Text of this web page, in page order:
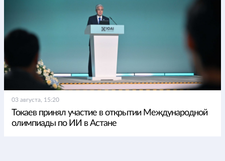
03 августа, 15:20
Токаев принял участие в открытии Международной
олимпиады по ИИ в Астане